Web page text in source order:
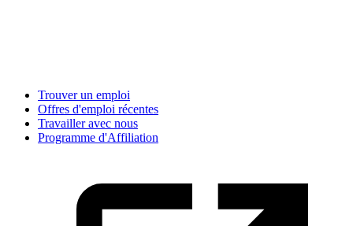
Trouver un emploi
Offres d'emploi récentes
Travailler avec nous
Programme d'Affiliation